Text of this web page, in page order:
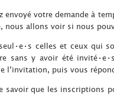
envoyé votre demande à
nous allons voir si nous
celles et ceux qui
sans y avoir été
l’invitation, puis vous
savoir que les inscriptions